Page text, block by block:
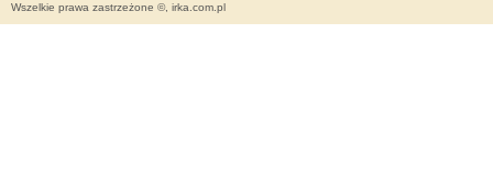
Wszelkie prawa zastrzeżone ©, irka.com.pl